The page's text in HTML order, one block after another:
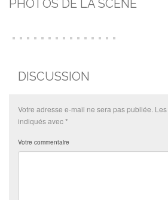
PHOTOS DE LA SCÈNE
DISCUSSION
Votre adresse e-mail ne sera pas publiée.
indiqués avec*
Votre commentaire